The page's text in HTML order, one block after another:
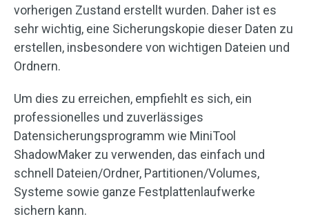
vorherigen Zustand erstellt wurden. Daher ist es
sehr wichtig, eine Sicherungskopie dieser Daten zu
erstellen, insbesondere von wichtigen Dateien und
Ordnern.
Um dies zu erreichen, empfiehlt es sich, ein
professionelles und zuverlässiges
Datensicherungsprogramm wie MiniTool
ShadowMaker zu verwenden, das einfach und
schnell Dateien/Ordner, Partitionen/Volumes,
Systeme sowie ganze Festplattenlaufwerke
sichern kann.